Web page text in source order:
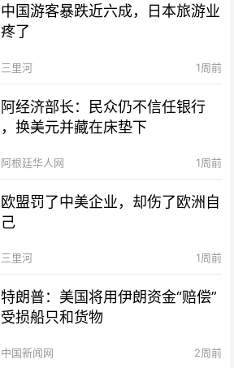
中国游客暴跌近六成，日本旅游业
疼了
三里河 1周前
阿经济部长：民众仍不信任银行
，换美元并藏在床垫下
阿根廷华人网 1周前
欧盟罚了中美企业，却伤了欧洲自
己
三里河 1周前
特朗普：美国将用伊朗资金“赔偿”
受损船只和货物
中国新闻网 2周前